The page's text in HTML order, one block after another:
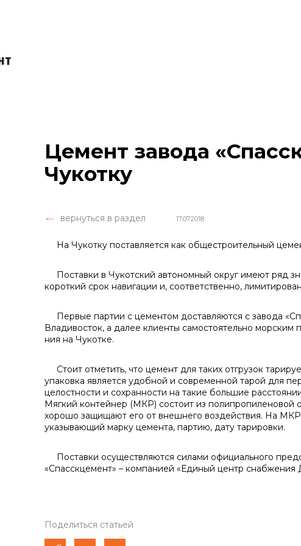
Цемент завода
Чукотку
вернуться в раздел 17.07.2018
На Чукотку поставляется как общестроительный
Поставки в Чукотский автономный округ имеют ряд
корот­кий срок навигации и, соответственно,
Первые партии с цементом достав­ляются с завода
Владивосток, а далее клиенты само­стоятельно
ния на Чукотке.
Стоит отметить, что цемент для та­ких отгрузок
упаковка яв­ляется удобной и современной тарой для
целостности и сохран­ности на такие большие
Мягкий контейнер (МКР) со­стоит из
хорошо защищают его от внешне­го воздействия. На
указывающий марку цемента, партию, дату тарировки.
Поставки осуществляются силами официального
«Спасскцемент» – компанией «Единый центр снабжения
Поделиться статьей